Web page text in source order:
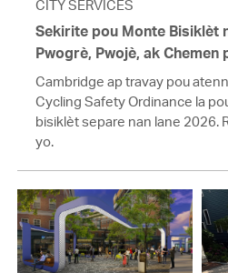
CITY SERVICES
Sekirite pou Monte Bisiklèt
Pwogrè, Pwojè, ak Chemen
Cambridge ap travay pou
Cycling Safety Ordinance la
bisiklèt separe nan lane 2026.
yo.